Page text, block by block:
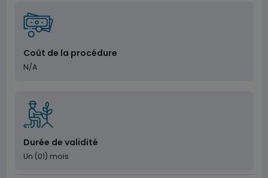
Coût de la procédure
N/A
Durée de validité
Un (01) mois